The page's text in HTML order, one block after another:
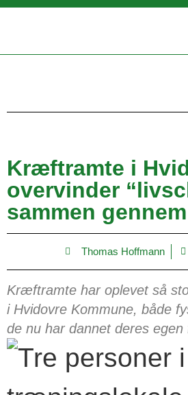
Kræftramte i
overvinder
sammen
Thomas Hoffmann
Kræftramte har oplevet så
i Hvidovre Kommune, både
de nu har dannet deres egen